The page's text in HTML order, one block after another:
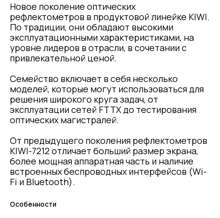
Новое поколение оптических
рефлектометров в продуктовой линейке KIWI.
По традиции, они обладают высокими
эксплуатационными характеристиками, на
уровне лидеров в отрасли, в сочетании с
привлекательной ценой.
Семейство включает в себя несколько
моделей, которые могут использоваться для
решения широкого круга задач, от
эксплуатации сетей FTTX до тестирования
оптических магистралей.
От предыдущего поколения рефлектометров
KIWI-7212 отличает больший размер экрана,
более мощная аппаратная часть и наличие
встроенных беспроводных интерфейсов (Wi-
Fi и Bluetooth).
Особенности